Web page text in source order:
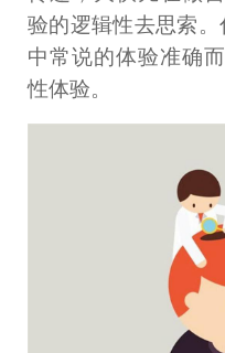
验的逻辑性去思索
中常说的体验准确
性体验。